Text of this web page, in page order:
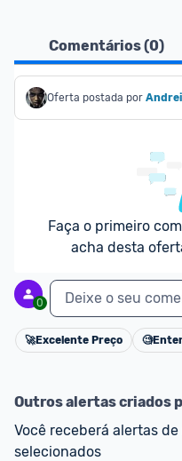
Comentários (0)
Oferta postada por
Faça o primeiro
acha desta
0 Deixe o seu
🚀Excelente Preço 🧐
Outros alertas criados
Você receberá alertas
selecionados